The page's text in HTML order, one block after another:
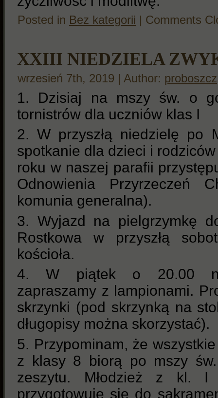
Posted in Bez kategorii | Comments
XXIII NIEDZIELA
wrzesień 7th, 2019 | Author: proboszcz
1. Dzisiaj na mszy św. o
tornistrów dla uczniów klas I
2. W przyszłą niedzielę po
spotkanie dla dzieci i
roku w naszej parafii
Odnowienia Przyrzeczeń
komunia generalna).
3. Wyjazd na pielgrzymkę
Rostkowa w przyszłą
kościoła.
4. W piątek o 20.00
zapraszamy z lampionami.
skrzynki (pod skrzynką na
długopisy można skorzystać).
5. Przypominam, że
z klasy 8 biorą po mszy
zeszytu. Młodzież z kl. I
przygotowuje się do